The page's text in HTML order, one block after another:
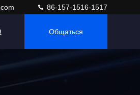
86-157-1516-1517
Общаться